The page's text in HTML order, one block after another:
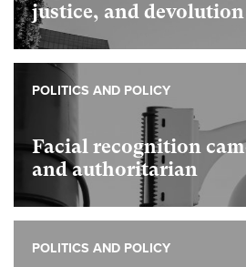
justice, and devolution
Facial recognition
and authoritarian
POLITICS AND POLICY
POLITICS AND POLICY